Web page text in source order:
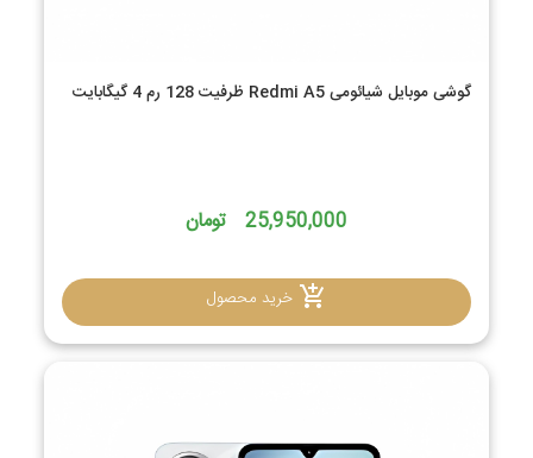
گوشی موبایل شیائومی Redmi A5 ظرفیت 128 رم 4 گیگابایت
25,950,000 تومان
خرید محصول